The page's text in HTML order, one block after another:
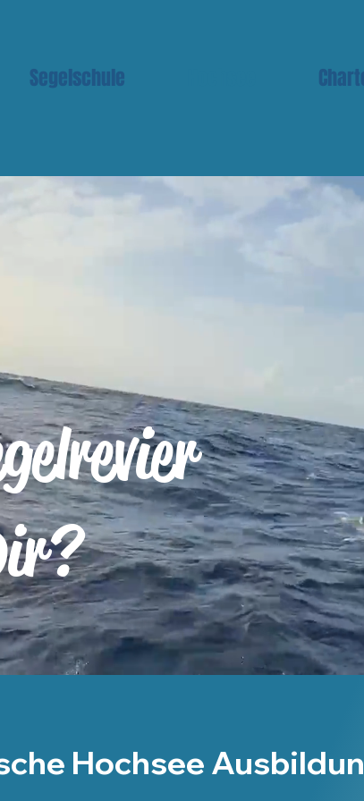
Segelschule
Hochsee